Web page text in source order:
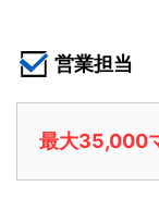
営業担当
最大35,000